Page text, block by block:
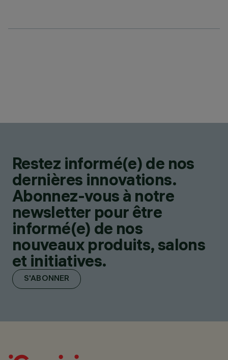
Restez informé(e) de nos
dernières innovations.
Abonnez-vous à notre
newsletter pour être
informé(e) de nos
nouveaux produits, salons
et initiatives.
S'ABONNER